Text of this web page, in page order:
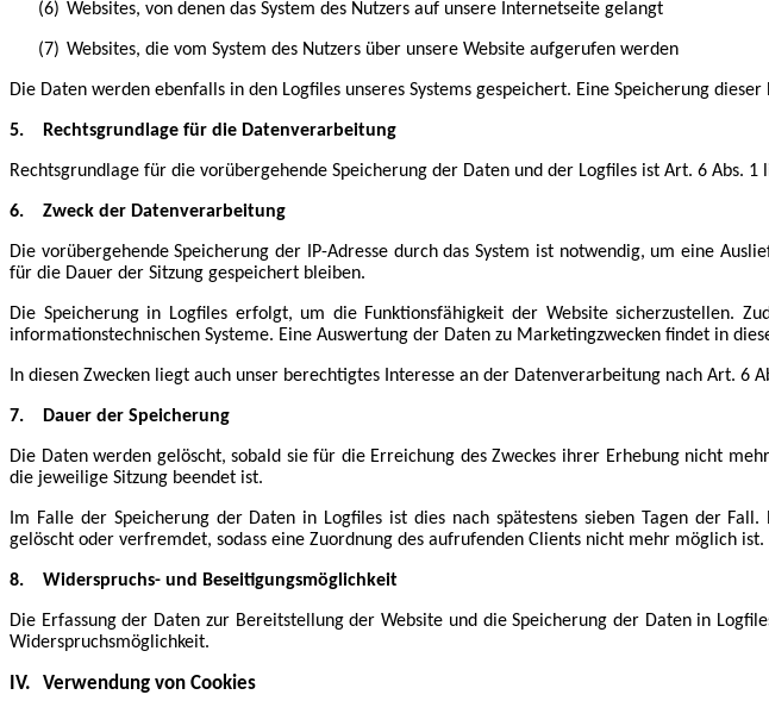
(6) Websites, von denen das System des Nutzers auf unsere Internetseite gelangt
(7) Websites, die vom System des Nutzers über unsere Website aufgerufen werden
Die Daten werden ebenfalls in den Logfiles unseres Systems gespeichert. Eine Speicherung
5. Rechtsgrundlage für die Datenverarbeitung
Rechtsgrundlage für die vorübergehende Speicherung der Daten und der Logfiles ist Art. 6 Abs. 1
6. Zweck der Datenverarbeitung
Die vorübergehende Speicherung der IP-Adresse durch das System ist notwendig, um eine
für die Dauer der Sitzung gespeichert bleiben.
Die Speicherung in Logfiles erfolgt, um die Funktionsfähigkeit der Website sicherzustellen.
informationstechnischen Systeme. Eine Auswertung der Daten zu Marketingzwecken findet in
In diesen Zwecken liegt auch unser berechtigtes Interesse an der Datenverarbeitung nach Art. 6
7. Dauer der Speicherung
Die Daten werden gelöscht, sobald sie für die Erreichung des Zweckes ihrer Erhebung nicht
die jeweilige Sitzung beendet ist.
Im Falle der Speicherung der Daten in Logfiles ist dies nach spätestens sieben Tagen der
gelöscht oder verfremdet, sodass eine Zuordnung des aufrufenden Clients nicht mehr möglich ist.
8. Widerspruchs- und Beseitigungsmöglichkeit
Die Erfassung der Daten zur Bereitstellung der Website und die Speicherung der Daten in
Widerspruchsmöglichkeit.
IV. Verwendung von Cookies